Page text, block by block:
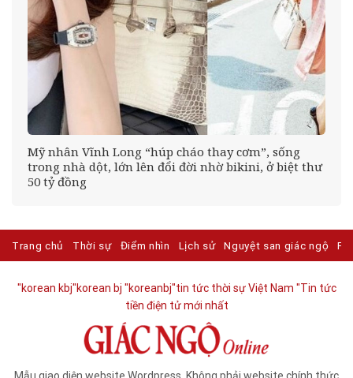
Mỹ nhân Vĩnh Long “húp cháo thay cơm”, sống
trong nhà dột, lớn lên đổi đời nhờ bikini, ở biệt thư
50 tỷ đồng
Trang chủ Thời sự Điểm nhìn Lịch sử Nguyệt san giác ngộ
"korean kbj​"korean bj "koreanbj​"tin tức thời sự Việt Nam "Tin tức
tiền điện tử mới nhất​